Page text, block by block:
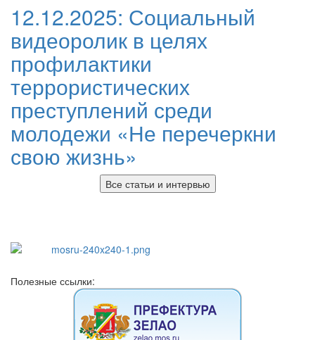
12.12.2025: Социальный
видеоролик в целях
профилактики
террористических
преступлений среди
молодежи «Не перечеркни
свою жизнь»
Все статьи и интервью
Полезные ссылки: